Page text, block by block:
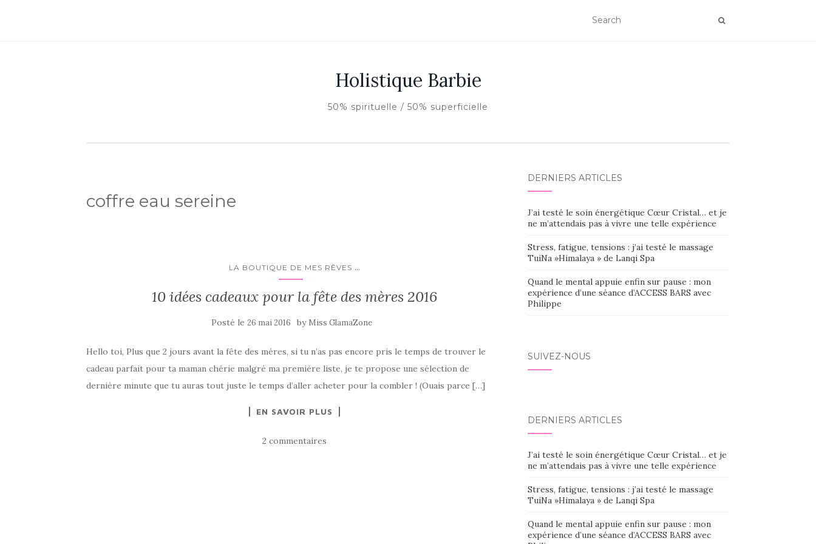
Holistique Barbie
50% spirituelle / 50% superficielle
coffre eau sereine
LA BOUTIQUE DE MES RÊVES ...
10 idées cadeaux pour la fête des mères 2016
Posté le 26 mai 2016 by Miss GlamaZone
Hello toi, Plus que 2 jours avant la fête des mères, si tu n’as pas encore pris le temps de trouver le
cadeau parfait pour ta maman chérie malgré ma première liste, je te propose une sélection de
dernière minute que tu auras tout juste le temps d’aller acheter pour la combler ! (Ouais parce […]
EN SAVOIR PLUS
2 commentaires
DERNIERS ARTICLES
J’ai testé le soin énergétique Cœur Cristal… et je
ne m’attendais pas à vivre une telle expérience
Stress, fatigue, tensions : j’ai testé le massage
TuiNa »Himalaya » de Lanqi Spa
Quand le mental appuie enfin sur pause : mon
expérience d’une séance d’ACCESS BARS avec
Philippe
SUIVEZ-NOUS
DERNIERS ARTICLES
J’ai testé le soin énergétique Cœur Cristal… et je
ne m’attendais pas à vivre une telle expérience
Stress, fatigue, tensions : j’ai testé le massage
TuiNa »Himalaya » de Lanqi Spa
Quand le mental appuie enfin sur pause : mon
expérience d’une séance d’ACCESS BARS avec